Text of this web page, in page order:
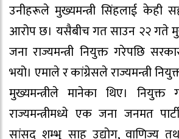
उनीहरूले मुख्यमन्त्री सिंहलाई केही
आरोप छ। यसैबीच गत साउन २२ गते
जना राज्यमन्त्री नियुक्त गरेपछि
भयो। एमाले र कांग्रेसले राज्यमन्त्री
मुख्यमन्त्रीले मानेका थिए।
राज्यमन्त्रीमध्ये एक जना जनमत
सांसद शम्भु साह उद्योग, वाणिज्य तथा